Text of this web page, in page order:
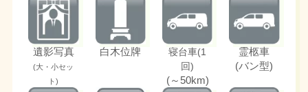
遺影写真
(大・小セッ
ト)
白木位牌
寝台車(1
回)
(～50km)
霊柩車
(バン型)